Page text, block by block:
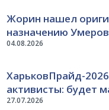
04.08.2026
Жорин нашел
назначению
27.07.2026
ХарьковПрайд-
активисты: будет